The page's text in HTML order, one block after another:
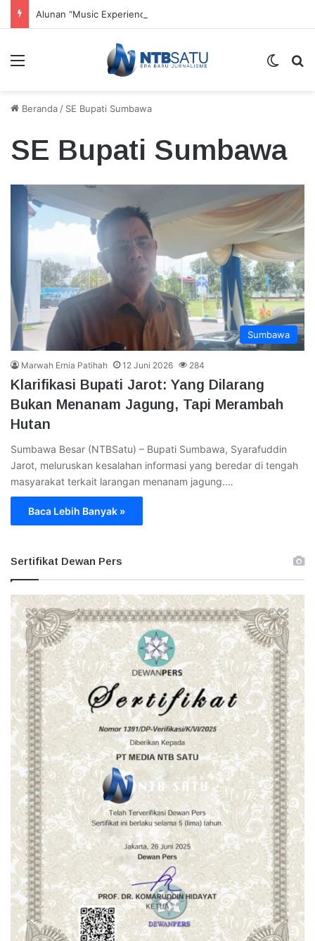
Menu
Beranda / SE Bupati Sumbawa
SE Bupati Sumbawa
Sumbawa
Marwah Ernia Patihah 12 Juni 2026 284
Klarifikasi Bupati Jarot: Yang Dilarang
Bukan Menanam Jagung, Tapi Merambah
Hutan
Sumbawa Besar (NTBSatu) – Bupati Sumbawa, Syarafuddin
Jarot, meluruskan kesalahan informasi yang beredar di tengah
masyarakat terkait larangan menanam jagung.…
Baca Lebih Banyak »
Sertifikat Dewan Pers